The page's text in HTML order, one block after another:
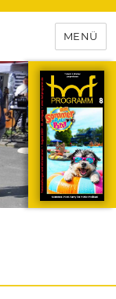
MENÜ